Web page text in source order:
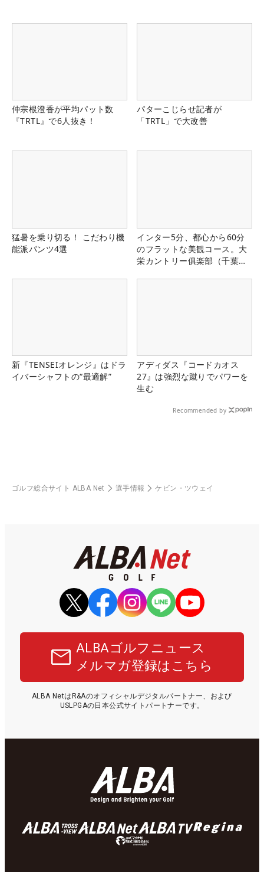
仲宗根澄香が平均パット数
『TRTL』で6人抜き！
パターこじらせ記者が
「TRTL」で大改善
猛暑を乗り切る！ こだわり機
能派パンツ4選
インター5分、都心から60分
のフラットな美観コース。大
栄カントリー俱楽部（千葉
新『TENSEIオレンジ』はドラ
イバーシャフトの“最適解”
アディダス『コードカオス
27』は強烈な蹴りでパワーを
生む
Recommended by
ゴルフ総合サイト ALBA Net 選手情報 ケビン・ツウェイ
ALBAゴルフニュース
メルマガ登録はこちら
ALBA NetはR&Aのオフィシャルデジタルパートナー、および
USLPGAの日本公式サイトパートナーです。